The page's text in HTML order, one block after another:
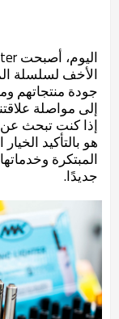
الأخف لسلسلة
جودة منتجاتهم
إلى مواصلة
هو بالتأكيد
المبتكرة
جديدًا.